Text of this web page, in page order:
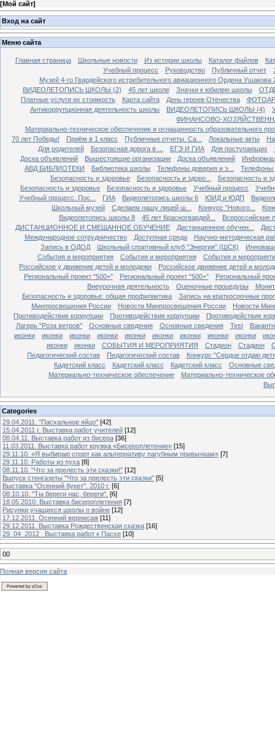
[Мой сайт]
Вход на сайт
Меню сайта
Главная страница Школьные новости Из истории школы Каталог файлов
Учебный процесс
Руководство Публичный отчет
Музей 4-го Гвардейского истребительного авиационного Ордена
ВИДЕОЛЕТОПИСЬ ШКОЛЫ (2)
45 лет школе Значки к юбилею школы
Платные услуги их стоимость
Карта сайта День героев Отечества
Антикоррупционная деятельность школы
ВИДЕОЛЕТОПИСЬ ШКОЛЫ (4)
ФИНАНСОВО-
Материально-техническое обеспечение и оснащенность образовательного
70 лет Победы!
Приём в 1 класс Публичные отчеты. Са... Локальные акты
Для родителей
Безопасная дорога в ... ЕГЭ И ГИА Для поступающих
Доска объявлений
Вышестоящие организации Доска объявлений
АВД БИБЛИОТЕКИ
Библиотека школы Телефоны доверия и э...
Телефоны
Безопасность и здоровье
Безопасность и здоро...
Безопасность и
Безопасность и здоровье
Безопасность и здоровье Учебный процесс
Учебный процесс. Пос...
ГИА Видеолетопись школы 6 ЮИД и ЮДП
Школьный музей
Сделаем нашу лицей ш... Конкурс "Нового...
Видеолетопись школы 8
45 лет Красногвардей...
Всероссийские
ДИСТАНЦИОННОЕ И СМЕШАННОЕ ОБУЧЕНИЕ
Дистанционное обучен...
Международное сотрудничество
Доступная среда
Научно-методическая
Запись в ОДОД
Школьный спортивный клуб "Энергия" (ШСК)
События и мероприятия
События и мероприятия
События и
Российское у движение детей и молодежи
Российское движение детей и
Региональный проект "500+"
Региональный проект "500+"
Региональный
Внеурочная деятельность
Оценочные процедуры
Безопасность и здоровье: общая профилактика
Запись на краткосрочные
Минпросвещения России
Новости Минпросвещения России
Новости
Противодействие коррупции
Противодействие коррупции
Противодействие
Лагерь "Роза ветров"
Основные сведения Основные сведения Test
иконки
иконки иконки иконки иконки иконки иконки иконки иконки
иконки
иконки СОБЫТИЯ И МЕРОПРИЯТИЯ Стадион Стадион
Педагогический состав
Педагогический состав
Конкурс "Сердце отдаю
Кадетский класс
Кадетский класс Кадетский класс
Основные
Материально-техническое обеспечение
Материально-техническое
Categories
29.04.2011. "Пасхальное яйцо" [42]
15.04.2011 г. Выставка работ учителей [12]
08.04.11. Выставка работ из бисера [36]
11.03.2011. Выставка работ кружка «Бисероплетение» [15]
29.11.10. «Я выбираю спорт как альтернативу пагубным привычкам» [7]
29.11.10. Работы из пуха [8]
08.11.10. "Что за прелесть эти сказки!" [12]
Выпуск стенгазеты "Что за прелесть эти сказки" [5]
Выставка "Осенний букет". 2010 г. [6]
08.10.10. "Ты береги нас, береги". [6]
18.05.2010. Выставка бисероплетения [7]
Рисунки учащихся школы о войне [12]
17.12.2011. Осенний вернисаж [11]
29.12.2011. Выставка Рождественская сказка [16]
29_04_2012_ Выставка работ к Пасхе [10]
00
Полная версия сайта